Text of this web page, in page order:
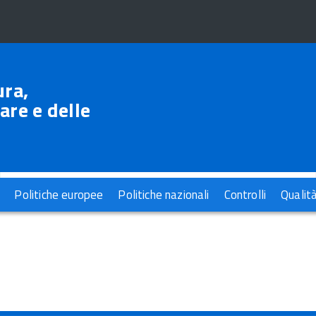
e delle
Politiche europee Politiche nazionali Controlli